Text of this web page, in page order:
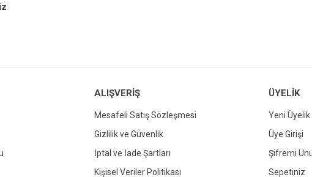
hatalar bulunuyor.
Gönder
ALIŞVERİŞ
Mesafeli Satış Sözleşmesi
Gizlilik ve Güvenlik
İptal ve İade Şartları
Kişisel Veriler Politikası
ÜYELİK
Yeni Üyelik
Üye Girişi
Şifremi
Sepetiniz